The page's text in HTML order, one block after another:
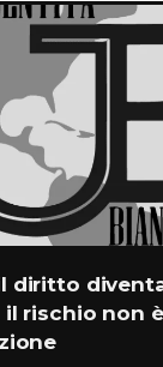
diritto
rischio non è